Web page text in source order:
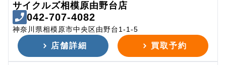
サイクルズ相模原由野台店
042-707-4082
神奈川県相模原市中央区由野台1-1-5
店舗詳細 買取予約